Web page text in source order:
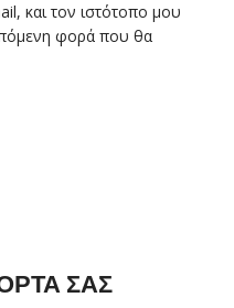
και τον ιστότοπο μου
φορά που θα
ΣΑΣ